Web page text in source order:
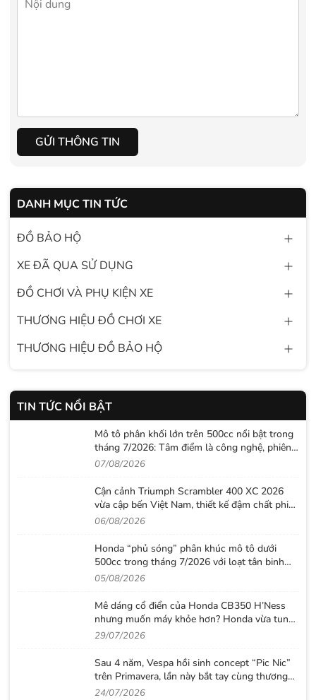
GỬI THÔNG TIN
DANH MỤC TIN TỨC
ĐỒ BẢO HỘ
XE ĐÃ QUA SỬ DỤNG
ĐỒ CHƠI VÀ PHỤ KIỆN XE
THƯƠNG HIỆU ĐỒ CHƠI XE
THƯƠNG HIỆU ĐỒ BẢO HỘ
TIN TỨC NỔI BẬT
Mô tô phân khối lớn trên 500cc nổi bật trong
tháng 7/2026: Tâm điểm là công nghệ, phiên
bản giới hạn và những cấu hình “đỉnh”
07/08/2026
Cận cảnh Triumph Scrambler 400 XC 2026
vừa cập bến Việt Nam, thiết kế đậm chất phiêu
lưu cùng mức giá dễ tiếp cận
06/08/2026
Honda “phủ sóng” phân khúc mô tô dưới
500cc trong tháng 7/2026 với loạt tân binh
đáng chú ý
05/08/2026
Mê dáng cổ điển của Honda CB350 H’Ness
nhưng muốn máy khỏe hơn? Honda vừa tung
ra lời giải với CB500 mới
29/07/2026
Sau 4 năm, Vespa hồi sinh concept “Pic Nic”
trên Primavera, lần này bắt tay cùng thương
hiệu thời trang Gigi
24/07/2026